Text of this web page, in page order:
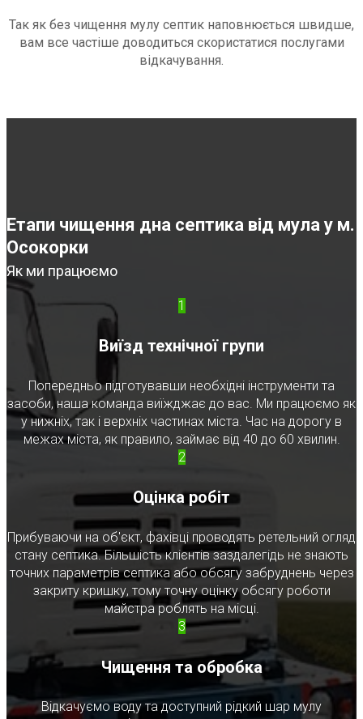
Так як без чищення мулу септик наповнюється швидше,
вам все частіше доводиться скористатися послугами
відкачування.
Етапи чищення дна септика від мула у м.
Осокорки
Як ми працюємо
1
Виїзд технічної групи
Попередньо підготувавши необхідні інструменти та
засоби, наша команда виїжджає до вас. Ми працюємо як
у нижніх, так і верхніх частинах міста. Час на дорогу в
межах міста, як правило, займає від 40 до 60 хвилин.
2
Оцінка робіт
Прибуваючи на об'єкт, фахівці проводять ретельний огляд
стану септика. Більшість клієнтів заздалегідь не знають
точних параметрів септика або обсягу забруднень через
закриту кришку, тому точну оцінку обсягу роботи
майстра роблять на місці.
3
Чищення та обробка
Відкачуємо воду та доступний рідкий шар мулу